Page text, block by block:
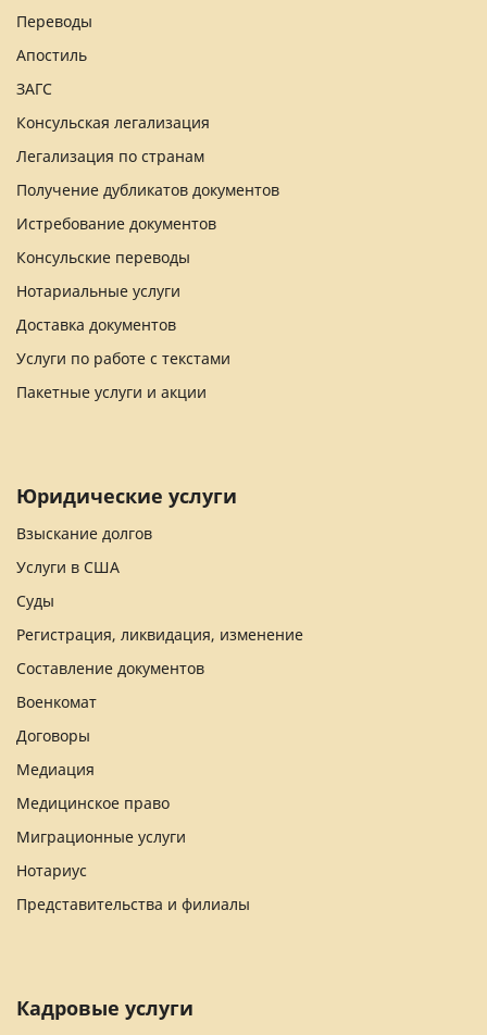
Переводы
Апостиль
ЗАГС
Консульская легализация
Легализация по странам
Получение дубликатов документов
Истребование документов
Консульские переводы
Нотариальные услуги
Доставка документов
Услуги по работе с текстами
Пакетные услуги и акции
Юридические услуги
Взыскание долгов
Услуги в США
Суды
Регистрация, ликвидация, изменение
Составление документов
Военкомат
Договоры
Медиация
Медицинское право
Миграционные услуги
Нотариус
Представительства и филиалы
Кадровые услуги